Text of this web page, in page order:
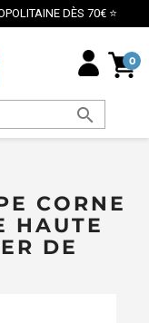
⭐
0
search
CORNE
HAUTE
DE